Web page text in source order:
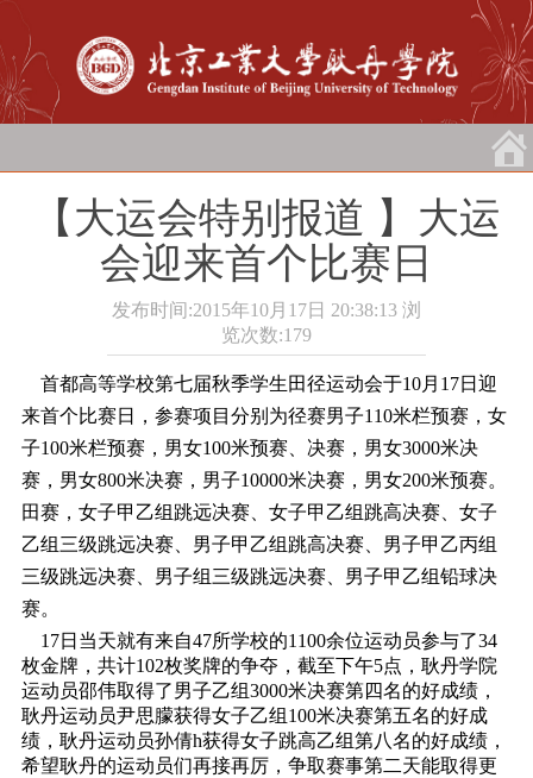
【大运会特别报道 】大运
会迎来首个比赛日
发布时间:2015年10月17日 20:38:13 浏
览次数:179
首都高等学校第七届秋季学生田径运动会于10月17日迎
来首个比赛日，参赛项目分别为径赛男子110米栏预赛，女
子100米栏预赛，男女100米预赛、决赛，男女3000米决
赛，男女800米决赛，男子10000米决赛，男女200米预赛。
田赛，女子甲乙组跳远决赛、女子甲乙组跳高决赛、女子
乙组三级跳远决赛、男子甲乙组跳高决赛、男子甲乙丙组
三级跳远决赛、男子组三级跳远决赛、男子甲乙组铅球决
赛。
17日当天就有来自47所学校的1100余位运动员参与了34
枚金牌，共计102枚奖牌的争夺，截至下午5点，耿丹学院
运动员邵伟取得了男子乙组3000米决赛第四名的好成绩，
耿丹运动员尹思朦获得女子乙组100米决赛第五名的好成
绩，耿丹运动员孙倩h获得女子跳高乙组第八名的好成绩，
希望耿丹的运动员们再接再厉，争取赛事第二天能取得更